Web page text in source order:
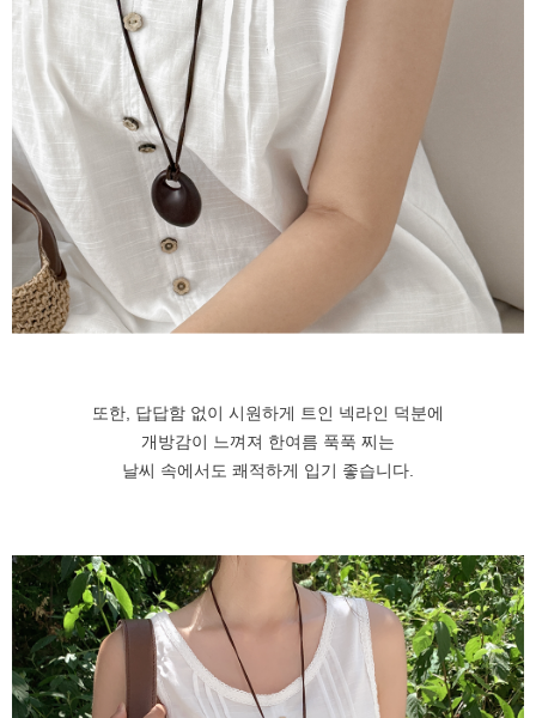
또한, 답답함 없이 시원하게 트인 넥라인 덕분에
개방감이 느껴져 한여름 푹푹 찌는
날씨 속에서도 쾌적하게 입기 좋습니다.